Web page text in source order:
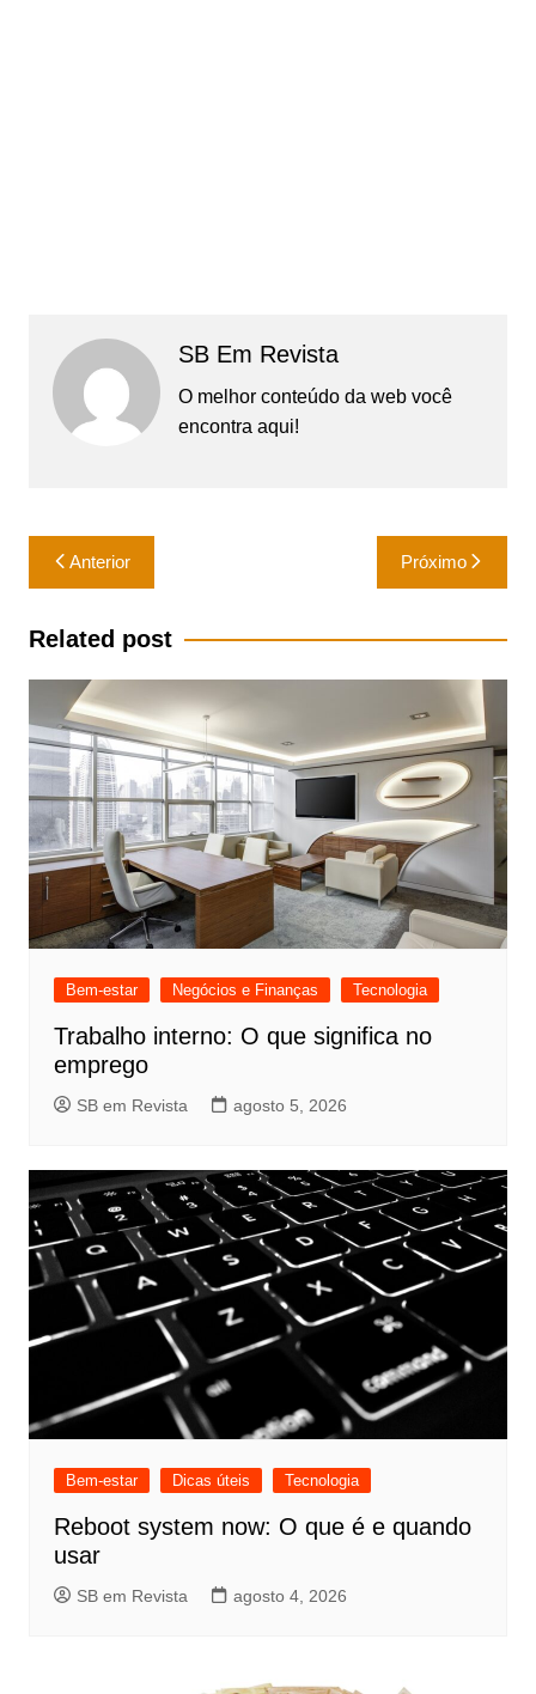
SB Em Revista
O melhor conteúdo da web você
encontra aqui!
Navegação
de
Post
Anterior Próximo
Related post
Bem-estar Negócios e Finanças Tecnologia
Trabalho interno: O que significa no
emprego
SB em Revista agosto 5, 2026
Bem-estar Dicas úteis Tecnologia
Reboot system now: O que é e quando
usar
SB em Revista agosto 4, 2026